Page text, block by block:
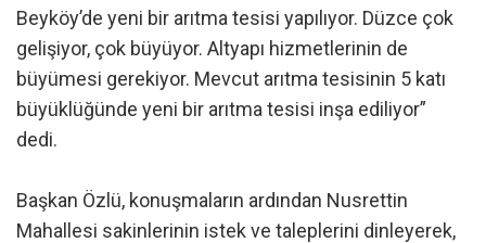
Beyköy’de yeni bir arıtma tesisi yapılıyor. Düzce çok
gelişiyor, çok büyüyor. Altyapı hizmetlerinin de
büyümesi gerekiyor. Mevcut arıtma tesisinin 5 katı
büyüklüğünde yeni bir arıtma tesisi inşa ediliyor”
dedi.
Başkan Özlü, konuşmaların ardından Nusrettin
Mahallesi sakinlerinin istek ve taleplerini dinleyerek,